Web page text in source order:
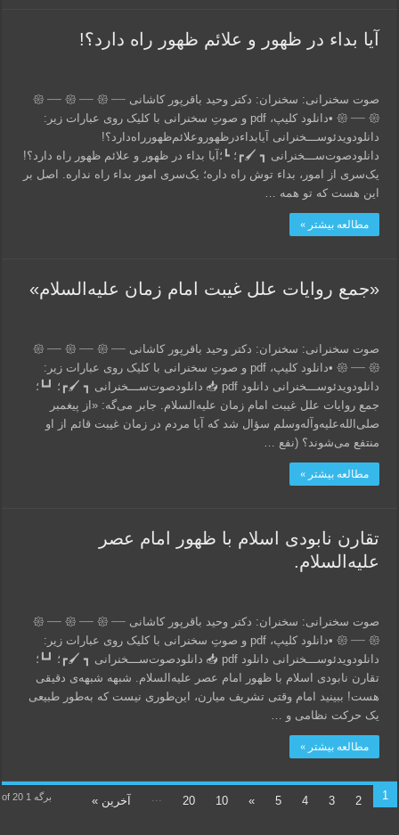
آیا بداء در ظهور و علائم ظهور راه دارد؟!
صوت سخنرانی: سخنران: دکتر وحید باقرپور کاشانی 𑁍 ┈┈ 𑁍 ┈┈ 𑁍 ┈┈
𑁍 ┈┈ 𑁍 •دانلود کلیپ، pdf و صوتِ سخنرانی با کلیک روی عبارات زیر:
دانلود‌ویدئو‌ســـخنرانی آیا‌بداء‌در‌ظهور‌و‌علائم‌ظهور‌راه‌دارد؟!
دانلود‌صوت‌ســـخنرانی ┓ 🖌┏؛ ┗؛آیا بداء در ظهور و علائم ظهور راه دارد؟!
یک‌سری از امور، بداء توش راه داره؛ یک‌سری امور بداء راه نداره. اصل بر
این هست که تو همه …
مطالعه بیشتر »
«جمع روایات علل غیبت امام زمان علیه‌السلام»
صوت سخنرانی: سخنران: دکتر وحید باقرپور کاشانی 𑁍 ┈┈ 𑁍 ┈┈ 𑁍 ┈┈
𑁍 ┈┈ 𑁍 •دانلود کلیپ، pdf و صوتِ سخنرانی با کلیک روی عبارات زیر:
دانلود‌ویدئو‌ســـخنرانی دانلود pdf 📥 دانلود‌صوت‌ســـخنرانی ┓ 🖌┏؛ ┛┗؛
جمع روایات علل غیبت امام زمان علیه‌السلام. جابر می‌گه: «از پیغمبر
صلی‌الله‌علیه‌وآله‌وسلم سؤال شد که آیا مردم در زمان غیبت قائم از او
منتفع می‌شوند؟ (نفع …
مطالعه بیشتر »
تقارن نابودی اسلام با ظهور امام عصر
علیه‌السلام.
صوت سخنرانی: سخنران: دکتر وحید باقرپور کاشانی 𑁍 ┈┈ 𑁍 ┈┈ 𑁍 ┈┈
𑁍 ┈┈ 𑁍 •دانلود کلیپ، pdf و صوتِ سخنرانی با کلیک روی عبارات زیر:
دانلود‌ویدئو‌ســـخنرانی دانلود pdf 📥 دانلود‌صوت‌ســـخنرانی ┓ 🖌┏؛ ┛┗؛
تقارن نابودی اسلام با ظهور امام عصر علیه‌السلام. شبهه شبهه‌ی دقیقی
هست! ببینید امام وقتی تشریف میارن، این‌طوری نیست که به‌طور طبیعی
یک حرکت نظامی و …
مطالعه بیشتر »
برگه 1 of 20 1
2
3
4
5
»
10
20 آخرین »